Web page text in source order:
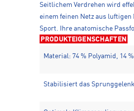
Seitlichem Verdrehen wird
einem feinen Netz aus
Sport. Ihre anatomische
PRODUKTEIGENSCHAFTEN
Material: 74 % Polyamid, 14
Stabilisiert das